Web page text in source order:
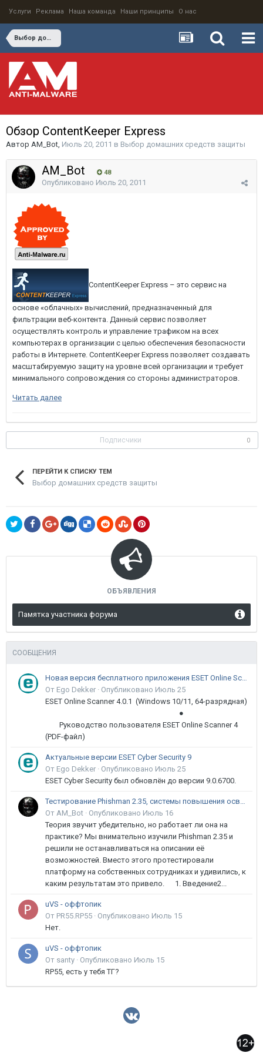
Услуги Реклама Наша команда Наши принципы О нас
Выбор домашних средств защиты
Обзор ContentKeeper Express
Автор AM_Bot, Июль 20, 2011 в Выбор домашних средств защиты
AM_Bot 48
Опубликовано Июль 20, 2011
ContentKeeper Express – это сервис на
основе «облачных» вычислений, предназначенный для
фильтрации веб-контента. Данный сервис позволяет
осуществлять контроль и управление трафиком на всех
компьютерах в организации с целью обеспечения безопасности
работы в Интернете. ContentKeeper Express позволяет создавать
масштабируемую защиту на уровне всей организации и требует
минимального сопровождения со стороны администраторов.
Читать далее
Подписчики 0
ПЕРЕЙТИ К СПИСКУ ТЕМ
Выбор домашних средств защиты
ОБЪЯВЛЕНИЯ
Памятка участника форума
СООБЩЕНИЯ
Новая версия бесплатного приложения ESET Online Scanner доступна пользователям
От Ego Dekker · Опубликовано Июль 25
ESET Online Scanner 4.0.1 (Windows 10/11, 64-разрядная)
●
Руководство пользователя ESET Online Scanner 4
(PDF-файл)
Актуальные версии ESET Cyber Security 9
От Ego Dekker · Опубликовано Июль 25
ESET Cyber Security был обновлён до версии 9.0.6700.
Тестирование Phishman 2.35, системы повышения осведомлённости пользователей в сфере ИБ
От AM_Bot · Опубликовано Июль 16
Теория звучит убедительно, но работает ли она на
практике? Мы внимательно изучили Phishman 2.35 и
решили не останавливаться на описании её
возможностей. Вместо этого протестировали
платформу на собственных сотрудниках и удивились, к
каким результатам это привело. 1. Введение2...
uVS - оффтопик
От PR55.RP55 · Опубликовано Июль 15
Нет.
uVS - оффтопик
От santy · Опубликовано Июль 15
RP55, есть у тебя ТГ?